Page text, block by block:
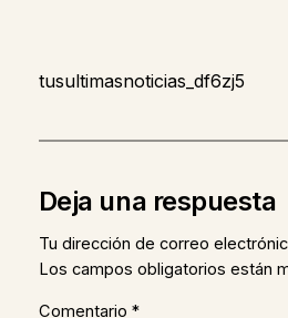
tusultimasnoticias_df6zj5
Deja una respuesta
Tu dirección de correo
Los campos obligatorios están
Comentario *